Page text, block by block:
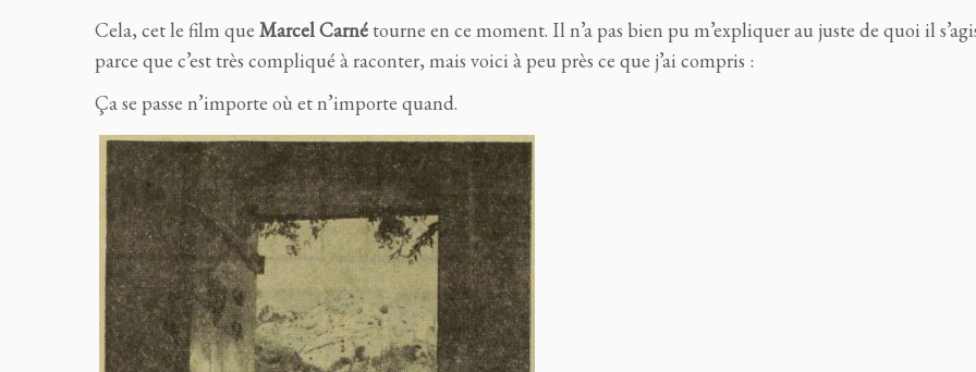
Cela, cet le film que Marcel Carné tourne en ce moment. Il n’a pas bien pu m’expliquer au juste de quoi il
parce que c’est très compliqué à raconter, mais voici à peu près ce que j’ai compris :
Ça se passe n’importe où et n’importe quand.